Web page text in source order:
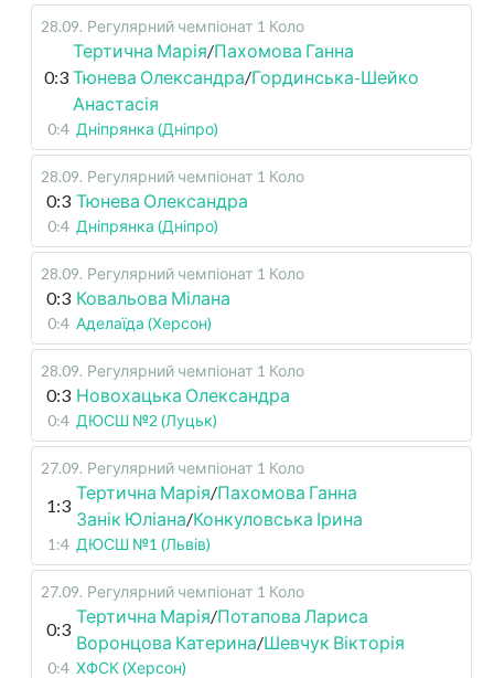
28.09. Регулярний чемпіонат 1 Коло
0:3
Тертична Марія/Пахомова Ганна
Тюнева Олександра/Гординська-Шейко
Анастасія
0:4 Дніпрянка (Дніпро)
28.09. Регулярний чемпіонат 1 Коло
0:3 Тюнева Олександра
0:4 Дніпрянка (Дніпро)
28.09. Регулярний чемпіонат 1 Коло
0:3 Ковальова Мілана
0:4 Аделаїда (Херсон)
28.09. Регулярний чемпіонат 1 Коло
0:3 Новохацька Олександра
0:4 ДЮСШ №2 (Луцьк)
27.09. Регулярний чемпіонат 1 Коло
1:3
Тертична Марія/Пахомова Ганна
Занік Юліана/Конкуловська Ірина
1:4 ДЮСШ №1 (Львів)
27.09. Регулярний чемпіонат 1 Коло
0:3
Тертична Марія/Потапова Лариса
Воронцова Катерина/Шевчук Вікторія
0:4 ХФСК (Херсон)